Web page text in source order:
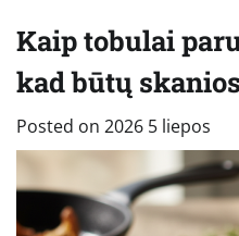
Kaip tobulai
kad būtų
Posted on 2026 5 liepos